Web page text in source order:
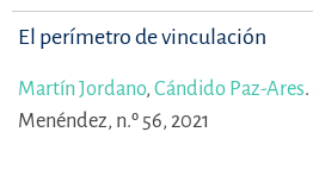
El perímetro de vinculación
Martín Jordano, Cándido Paz-Ares.
Menéndez, n.º 56, 2021